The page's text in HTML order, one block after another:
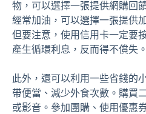
物，可以選擇一張提供網購回
經常加油，可以選擇一張提供
但要注意，使用信用卡一定要
產生循環利息，反而得不償失。
此外，還可以利用一些省錢的
帶便當、減少外食次數。購買
或影音。參加團購、使用優惠